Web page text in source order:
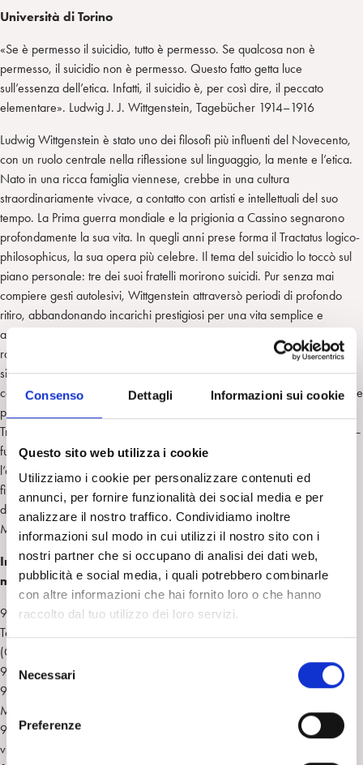
Consenso Dettagli Informazioni sui cookie
Questo sito web utilizza i cookie
Utilizziamo i cookie per personalizzare contenuti ed
annunci, per fornire funzionalità dei social media e per
analizzare il nostro traffico. Condividiamo inoltre
informazioni sul modo in cui utilizzi il nostro sito con i
nostri partner che si occupano di analisi dei dati web,
pubblicità e social media, i quali potrebbero combinarle
con altre informazioni che hai fornito loro o che hanno
raccolto dal tuo utilizzo dei loro servizi.
S
e
Necessari
Preferenze
Università di Torino
«Se è permesso il suicidio, tutto è permesso. Se qualcosa non è
permesso, il suicidio non è permesso. Questo fatto getta luce
sull’essenza dell’etica. Infatti, il suicidio è, per così dire, il peccato
elementare». Ludwig J. J. Wittgenstein, Tagebücher 1914–1916
Ludwig Wittgenstein è stato uno dei filosofi più influenti del Novecento,
con un ruolo centrale nella riflessione sul linguaggio, la mente e l’etica.
Nato in una ricca famiglia viennese, crebbe in una cultura
straordinariamente vivace, a contatto con artisti e intellettuali del suo
tempo. La Prima guerra mondiale e la prigionia a Cassino segnarono
profondamente la sua vita. In quegli anni prese forma il Tractatus logico-
philosophicus, la sua opera più celebre. Il tema del suicidio lo toccò sul
piano personale: tre dei suoi fratelli morirono suicidi. Pur senza mai
compiere gesti autolesivi, Wittgenstein attraversò periodi di profondo
ritiro, abbandonando incarichi prestigiosi per una vita semplice e
appartata. La sua capacità di attraversare la sofferenza e di interrogare
radicalmente il senso dell’agire umano rende Wittgenstein una figura
significativa per riflettere sul suicidio. A dispetto del motto con cui si
conclude il Tractatus, parlare di ciò che spesso viene taciuto è essenziale
per rompere il silenzio e contrastare lo stigma.
Trovare le parole per raccontare il suicidio e i suoi molteplici significati —
fuga dalla sofferenza, richiesta di aiuto, estrema ricerca di senso — è
l’obiettivo dell’incontro del convegno che, attraverso il dialogo tra
filosofia, psicoanalisi e psichiatria, intende esplorare alcune dimensioni
della vita e del pensiero di Wittgenstein, nella cornice della Giornata
Mondiale per la Prevenzione del Suicidio.
Ingresso libero su prenotazione inviando mail a:
matteo.panero@unito.it
9.00 Saluti istituzionali: Vincenzo Villari (Accademia di Medicina di
Torino, UniTO), Jacopo Rosatelli (Comune di Torino), Paola Rossello
(Città della Salute), Francesco Cuniberti (Omceo)
9.15 Antonio Preti (UniTO): Introduzione
9.30 Prima sessione. Presiedono Vincenzo Villari (UniTO), Cristiana
Montemagni (UniTo)
9.45 Luigi Perissinotto (Unive Ca’ Foscari): I pensieri di Wittgenstein tra
vita e lavoro filosofico